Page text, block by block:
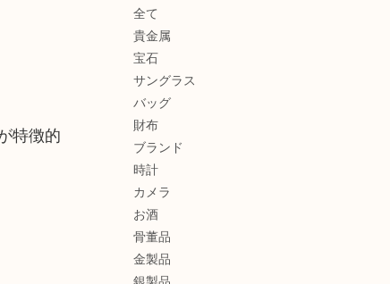
特徴的
全て
貴金属
宝石
サングラス
バッグ
財布
ブランド
時計
カメラ
お酒
骨董品
金製品
銀製品